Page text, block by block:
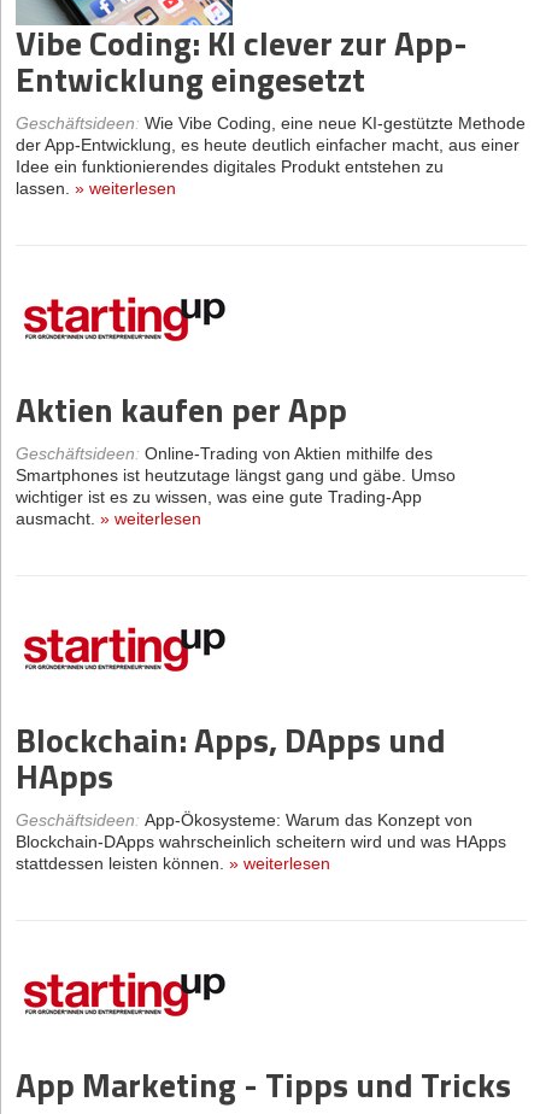
Vibe Coding: KI clever zur App-
Entwicklung eingesetzt
Geschäftsideen: Wie Vibe Coding, eine neue KI-gestützte Methode
der App-Entwicklung, es heute deutlich einfacher macht, aus einer
Idee ein funktionierendes digitales Produkt entstehen zu
lassen. » weiterlesen
Aktien kaufen per App
Geschäftsideen: Online-Trading von Aktien mithilfe des
Smartphones ist heutzutage längst gang und gäbe. Umso
wichtiger ist es zu wissen, was eine gute Trading-App
ausmacht. » weiterlesen
Blockchain: Apps, DApps und
HApps
Geschäftsideen: App-Ökosysteme: Warum das Konzept von
Blockchain-DApps wahrscheinlich scheitern wird und was HApps
stattdessen leisten können. » weiterlesen
App Marketing - Tipps und Tricks